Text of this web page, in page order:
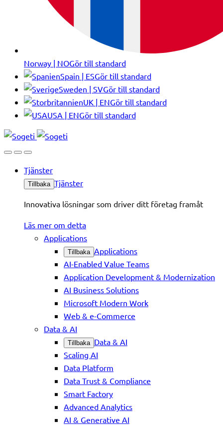
Norway | NOGör till standard
Spain | ESGör till standard
Sweden | SVGör till standard
UK | ENGör till standard
USA | ENGör till standard
Tjänster
Tillbaka Tjänster
Innovativa lösningar som driver ditt företag framåt
Läs mer om detta
Applications
Tillbaka Applications
AI-Enabled Value Teams
Application Development & Modernization
AI Business Solutions
Microsoft Modern Work
Web & e-Commerce
Data & AI
Tillbaka Data & AI
Scaling AI
Data Platform
Data Trust & Compliance
Smart Factory
Advanced Analytics
AI & Generative AI